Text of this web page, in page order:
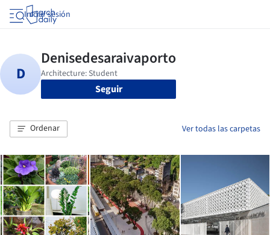
Iniciar sesión
Seguir
Ordenar Ver todas las carpetas